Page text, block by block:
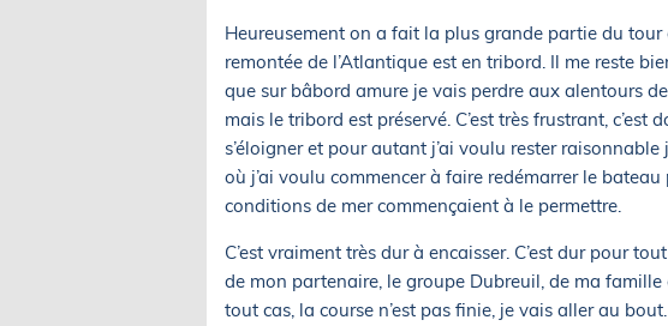
Heureusement on a fait la plus grande partie du
remontée de l’Atlantique est en tribord. Il me reste
que sur bâbord amure je vais perdre aux alentours
mais le tribord est préservé. C’est très frustrant,
s’éloigner et pour autant j’ai voulu rester
où j’ai voulu commencer à faire redémarrer le
conditions de mer commençaient à le permettre.
C’est vraiment très dur à encaisser. C’est dur pour
de mon partenaire, le groupe Dubreuil, de ma famille
tout cas, la course n’est pas finie, je vais aller au